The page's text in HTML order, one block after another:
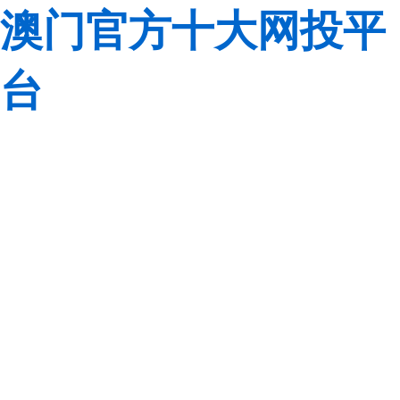
澳门官方十大网投平
台